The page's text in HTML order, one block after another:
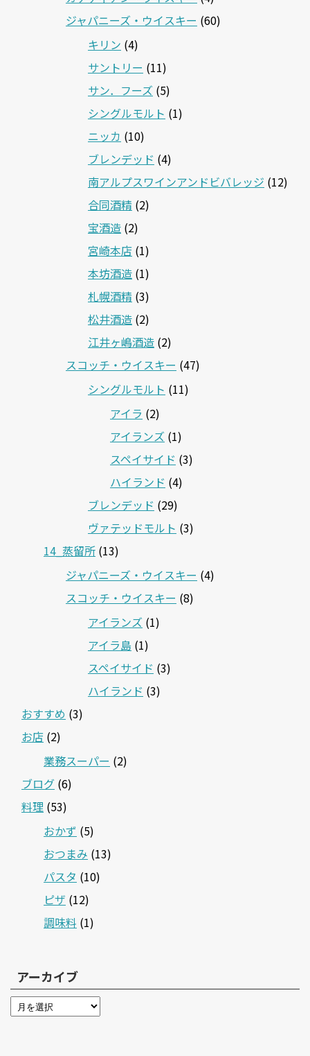
ジャパニーズ・ウイスキー (60)
キリン (4)
サントリー (11)
サン．フーズ (5)
シングルモルト (1)
ニッカ (10)
ブレンデッド (4)
南アルプスワインアンドビバレッジ (12)
合同酒精 (2)
宝酒造 (2)
宮崎本店 (1)
本坊酒造 (1)
札幌酒精 (3)
松井酒造 (2)
江井ヶ嶋酒造 (2)
スコッチ・ウイスキー (47)
シングルモルト (11)
アイラ (2)
アイランズ (1)
スペイサイド (3)
ハイランド (4)
ブレンデッド (29)
ヴァテッドモルト (3)
14_蒸留所 (13)
ジャパニーズ・ウイスキー (4)
スコッチ・ウイスキー (8)
アイランズ (1)
アイラ島 (1)
スペイサイド (3)
ハイランド (3)
おすすめ (3)
お店 (2)
業務スーパー (2)
ブログ (6)
料理 (53)
おかず (5)
おつまみ (13)
パスタ (10)
ピザ (12)
調味料 (1)
アーカイブ